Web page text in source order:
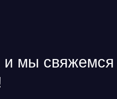
и мы